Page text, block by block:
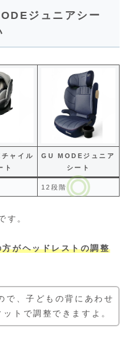
ジュニアシー
ャイル
ト
GU MODEジュニア
シート
12段階
す。
がヘッドレストの調整
で、子どもの背にあわせ
トで調整できますよ。